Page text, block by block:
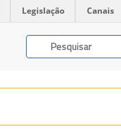
Legislação Canais